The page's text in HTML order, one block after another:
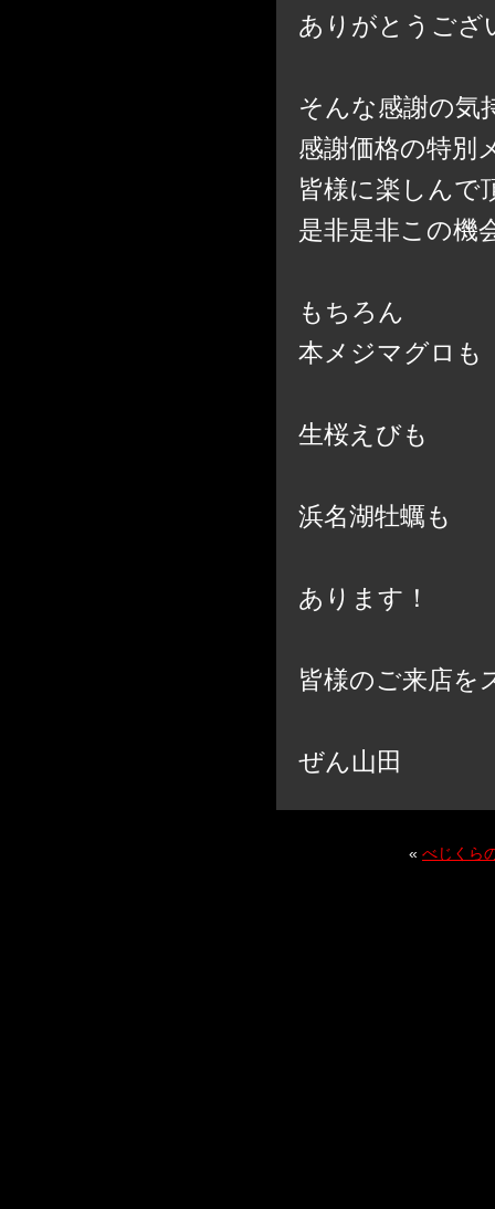
ありがとうござ
そんな感謝の気
感謝価格の特別
皆様に楽しんで
是非是非この機
もちろん
本メジマグロも
生桜えびも
浜名湖牡蠣も
あります！
皆様のご来店を
ぜん山田
« べじくら